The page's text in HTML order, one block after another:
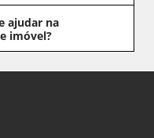
ajudar na
imóvel?